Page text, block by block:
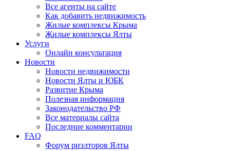
Все агенты на сайте
Как добавить недвижимость
Жилые комплексы Крыма
Жилые комплексы Ялты
Услуги
Онлайн консультация
Новости
Новости недвижимости
Новости Ялты и ЮБК
Развитие Крыма
Полезная информация
Законодательство РФ
Все материалы сайта
Последние комментарии
FAQ
Форум риэлторов Ялты